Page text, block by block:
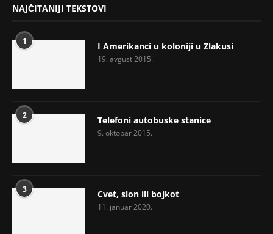
NAJČITANIJI TEKSTOVI
1 I Amerikanci u koloniji u Zlakusi
19. avgust 2015.
2 Telefoni autobuske stanice
9. oktobar 2015.
3 Cvet, slon ili bojkot
11. januar 2020.